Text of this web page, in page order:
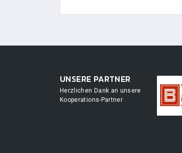
UNSERE PARTNER
Herzlichen Dank an unsere
Kooperations-Partner